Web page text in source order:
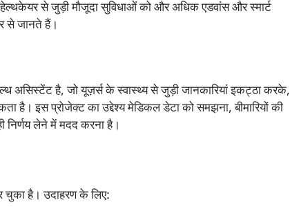
से जुड़ी मौजूदा सुविधाओं को और अधिक एडवांस और स्मार्ट
से जानते हैं।
असिस्टेंट है, जो यूज़र्स के स्वास्थ्य से जुड़ी जानकारियां इकट्ठा करके,
है। इस प्रोजेक्ट का उद्देश्य मेडिकल डेटा को समझना, बीमारियों की
निर्णय लेने में मदद करना है।
है। उदाहरण के लिए: